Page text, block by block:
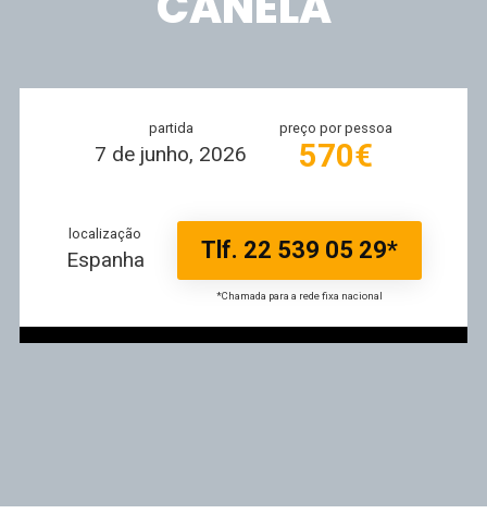
partida
7 de junho, 2026
preço por pessoa
570€
localização
Espanha Tlf. 22 539 05 29*
*Chamada para a rede fixa nacional